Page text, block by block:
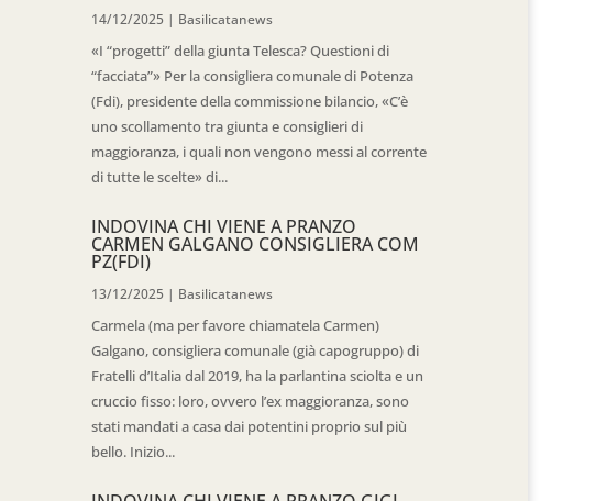
14/12/2025 | Basilicatanews
«I “progetti” della giunta Telesca? Questioni di
“facciata”» Per la consigliera comunale di Potenza
(Fdi), presidente della commissione bilancio, «C’è
uno scollamento tra giunta e consiglieri di
maggioranza, i quali non vengono messi al corrente
di tutte le scelte» di...
INDOVINA CHI VIENE A PRANZO
CARMEN GALGANO CONSIGLIERA COM
PZ(FDI)
13/12/2025 | Basilicatanews
Carmela (ma per favore chiamatela Carmen)
Galgano, consigliera comunale (già capogruppo) di
Fratelli d’Italia dal 2019, ha la parlantina sciolta e un
cruccio fisso: loro, ovvero l’ex maggioranza, sono
stati mandati a casa dai potentini proprio sul più
bello. Inizio...